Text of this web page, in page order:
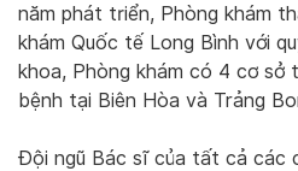
năm phát triển, Phòng khám
khám Quốc tế Long Bình với
khoa, Phòng khám có 4 cơ sở
bệnh tại Biên Hòa và Trảng
Đội ngũ Bác sĩ của tất cả các